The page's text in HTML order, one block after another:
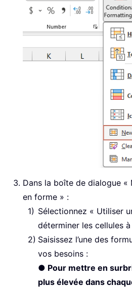
Dans la boîte de dialogue «
en forme » :
Sélectionnez « Utiliser
déterminer les cellules
Saisissez l’une des
vos besoins :
● Pour mettre en
plus élevée dans